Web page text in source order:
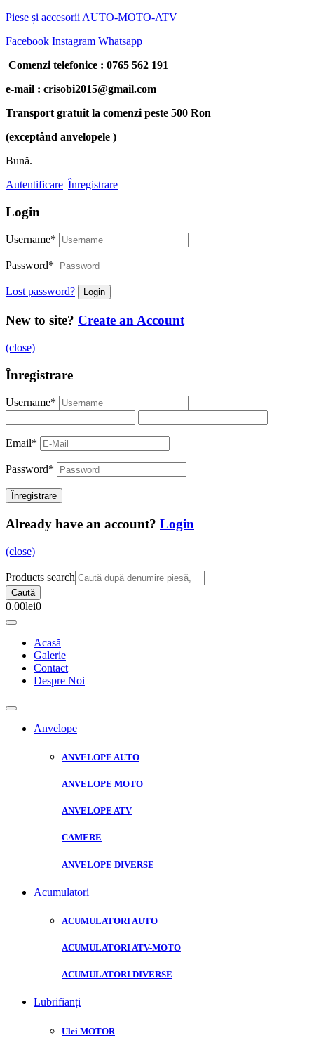
Piese și accesorii AUTO-MOTO-ATV
Facebook Instagram Whatsapp
Comenzi telefonice : 0765 562 191
e-mail : crisobi2015@gmail.com
Transport gratuit la comenzi peste 500 Ron
(exceptând anvelopele )
Bună.
Autentificare| Înregistrare
Login
Username*
Password*
Lost password?
New to site? Create an Account
(close)
Înregistrare
Username*
Email*
Password*
Already have an account? Login
(close)
Products search
Caută
0.00lei0
Acasă
Galerie
Contact
Despre Noi
Anvelope
ANVELOPE AUTO
ANVELOPE MOTO
ANVELOPE ATV
CAMERE
ANVELOPE DIVERSE
Acumulatori
ACUMULATORI AUTO
ACUMULATORI ATV-MOTO
ACUMULATORI DIVERSE
Lubrifianți
Ulei MOTOR